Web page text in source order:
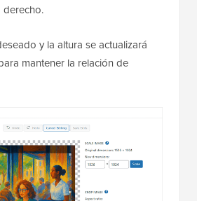
derecho.
y la altura se actualizará
mantener la relación de